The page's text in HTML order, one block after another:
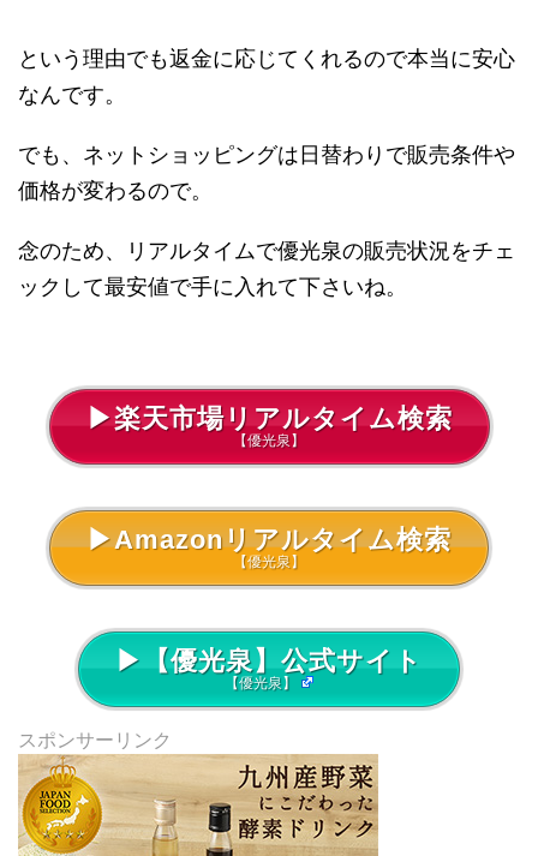
という理由でも返金に応じてくれるので本当に安心
なんです。
でも、ネットショッピングは日替わりで販売条件や
価格が変わるので。
念のため、リアルタイムで優光泉の販売状況をチェ
ックして最安値で手に入れて下さいね。
▶楽天市場リアルタイム検索
【優光泉】
▶Amazonリアルタイム検索
【優光泉】
▶【優光泉】公式サイト
【優光泉】
スポンサーリンク